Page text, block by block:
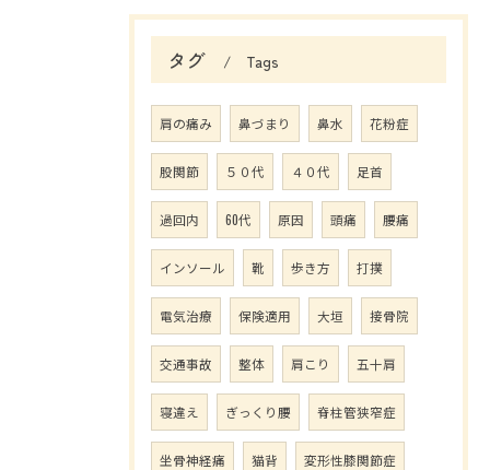
タグ Tags
肩の痛み 鼻づまり 鼻水 花粉症
股関節 ５０代 ４０代 足首
過回内 60代 原因 頭痛 腰痛
インソール 靴 歩き方 打撲
電気治療 保険適用 大垣 接骨院
交通事故 整体 肩こり 五十肩
寝違え ぎっくり腰 脊柱管狭窄症
坐骨神経痛 猫背 変形性膝関節症
ご予約はこちら